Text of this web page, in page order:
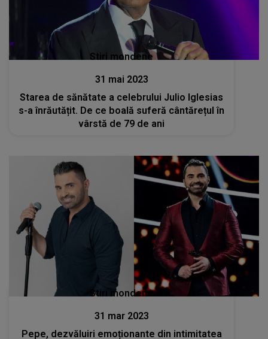
Stiri mondene
31 mai 2023
Starea de sănătate a celebrului Julio Iglesias
s-a înrăutățit. De ce boală suferă cântărețul în
vârstă de 79 de ani
Stiri mondene
31 mar 2023
Pepe, dezvăluiri emoționante din intimitatea